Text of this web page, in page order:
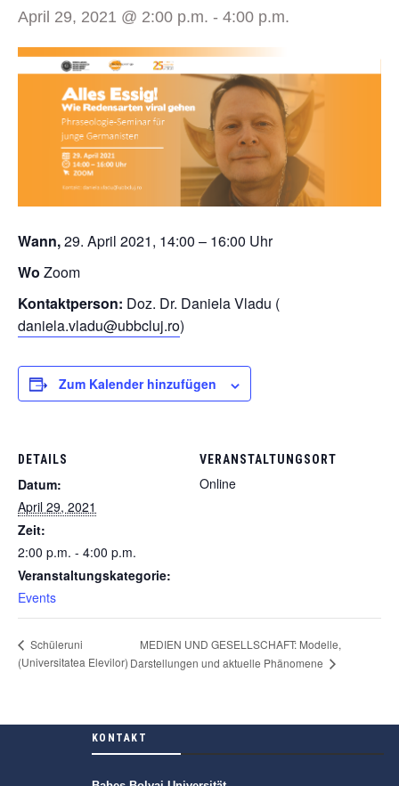
April 29, 2021 @ 2:00 p.m. - 4:00 p.m.
Wann,29. April 2021, 14:00 – 16:00 Uhr
Wo Zoom
Kontaktperson: Doz. Dr. Daniela Vladu (
daniela.vladu@ubbcluj.ro)
Zum Kalender hinzufügen
DETAILS
Datum:
April 29, 2021
Zeit:
2:00 p.m. - 4:00 p.m.
Veranstaltungskategorie:
Events
VERANSTALTUNGSORT
Online
Schüleruni
(Universitatea Elevilor)
MEDIEN UND GESELLSCHAFT: Modelle,
Darstellungen und aktuelle Phänomene
KONTAKT